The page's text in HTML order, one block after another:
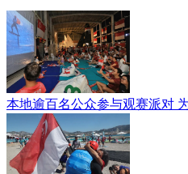
本地逾百名公众参与观赛派对